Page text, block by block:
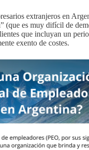
extranjeros en
(que es muy difícil de
que incluyan un
exento de costes.